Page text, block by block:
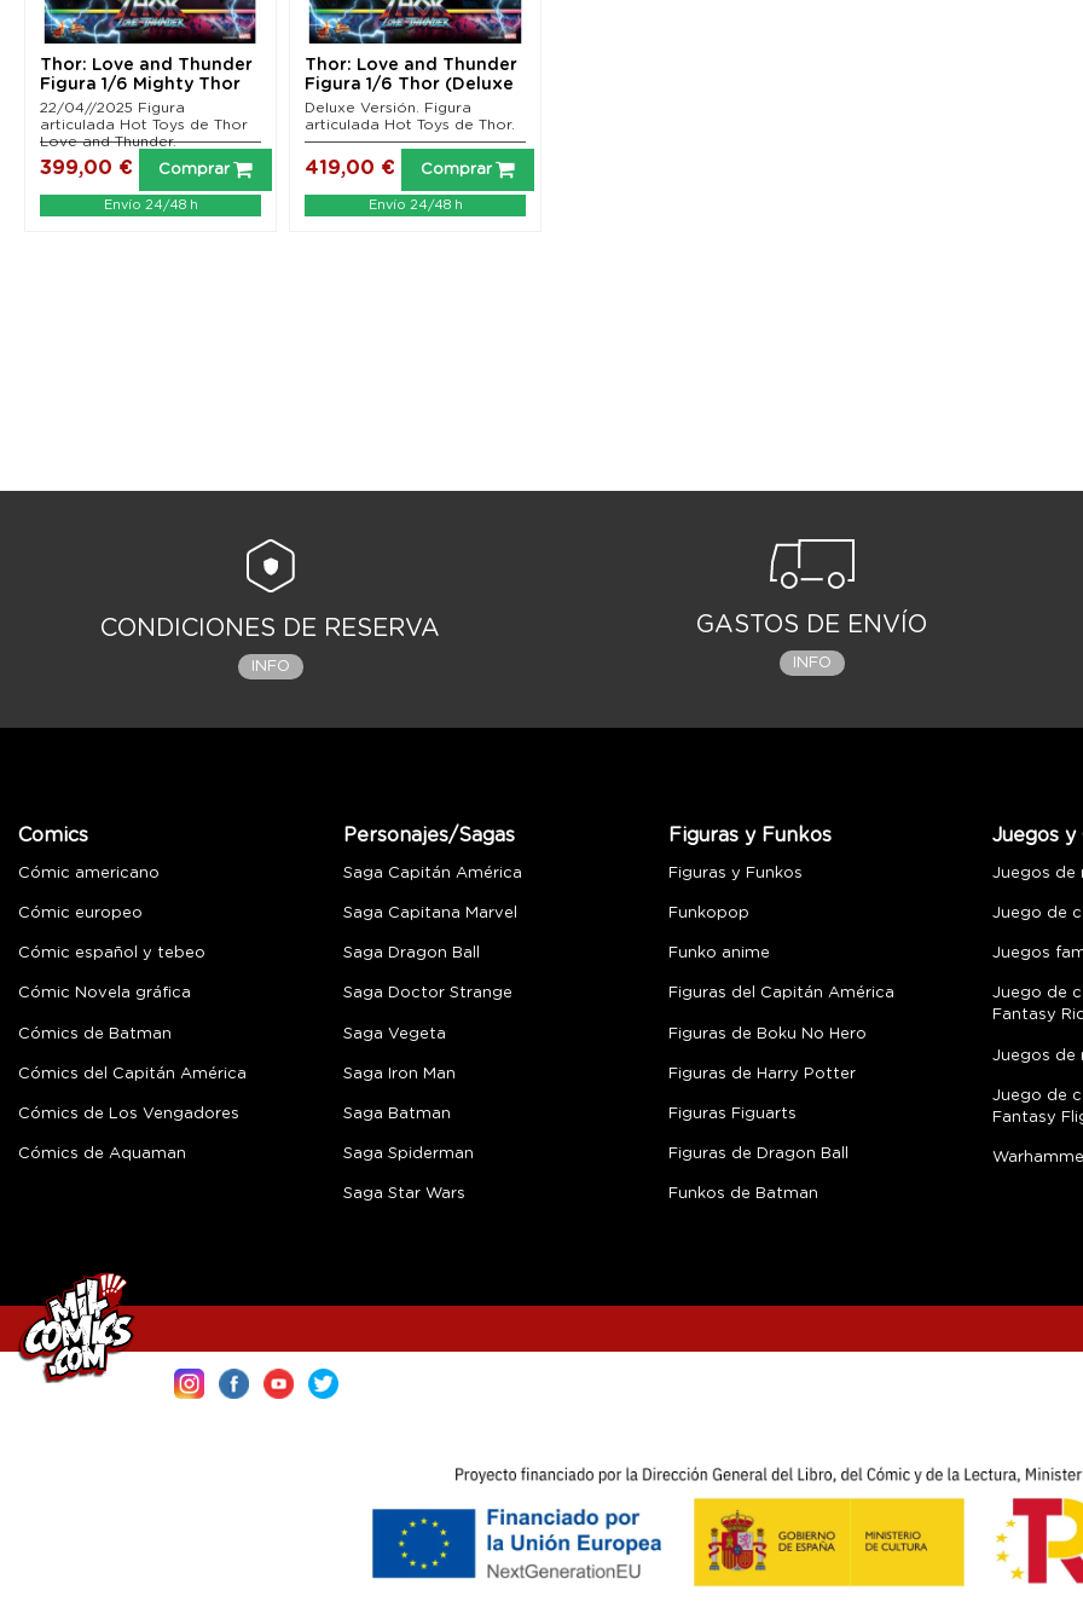
Thor: Love and Thunder
Figura 1/6 Mighty Thor
Hot Toys 29 cm
22/04//2025 Figura
articulada Hot Toys de Thor
Love and Thunder.
399,00 € Comprar
Envío 24/48 h
Thor: Love and Thunder
Figura 1/6 Thor (Deluxe
Version) Hot...
Deluxe Versión. Figura
articulada Hot Toys de Thor.
419,00 € Comprar
Envío 24/48 h
CONDICIONES DE RESERVA
INFO
GASTOS DE ENVÍO
INFO
Comics
Cómic americano
Cómic europeo
Cómic español y tebeo
Cómic Novela gráfica
Cómics de Batman
Cómics del Capitán América
Cómics de Los Vengadores
Cómics de Aquaman
Personajes/Sagas
Saga Capitán América
Saga Capitana Marvel
Saga Dragon Ball
Saga Doctor Strange
Saga Vegeta
Saga Iron Man
Saga Batman
Saga Spiderman
Saga Star Wars
Figuras y Funkos
Figuras y Funkos
Funkopop
Funko anime
Figuras del Capitán América
Figuras de Boku No Hero
Figuras de Harry Potter
Figuras Figuarts
Figuras de Dragon Ball
Funkos de Batman
Juegos y
Juegos de
Juego de
Juegos
Juego de
Fantasy
Juegos de
Juego de
Fantasy